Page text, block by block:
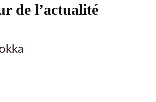
de l’actualité